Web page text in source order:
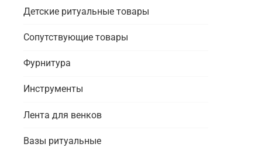
Детские ритуальные товары
Сопутствующие товары
Фурнитура
Инструменты
Лента для венков
Вазы ритуальные